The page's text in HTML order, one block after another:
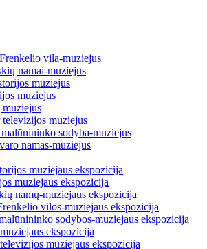
vila-muziejus
namai-muziejus
muziejus
muziejus
muziejus
sodyba-muziejus
namas-muziejus
muziejaus ekspozicija
muziejaus ekspozicija
namų-muziejaus ekspozicija
vilos-muziejaus ekspozicija
sodybos-muziejaus ekspozicija
ekspozicija
muziejaus ekspozicija